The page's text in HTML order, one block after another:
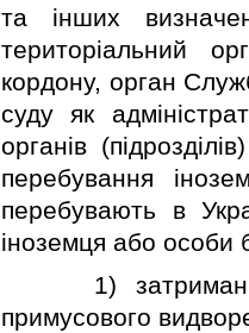
та iнших
територiальний
кордону, орган
суду як
органiв
перебування
перебувають в
iноземця або особи
1) затримання
примусового